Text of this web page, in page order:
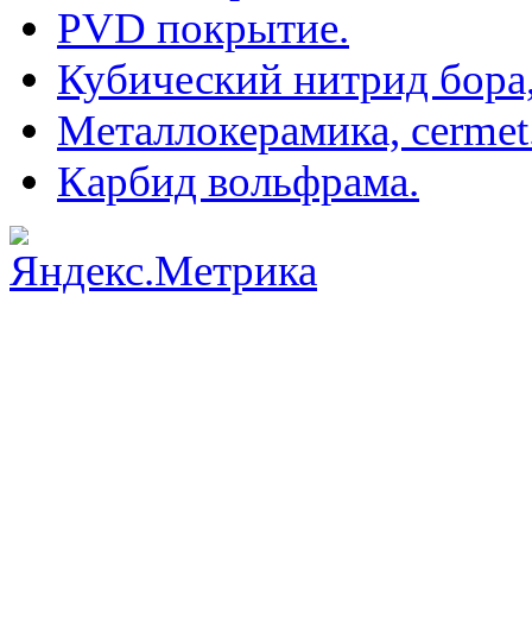
PVD покрытие.
Кубический нитрид
Металлокерамика,
Карбид вольфрама.